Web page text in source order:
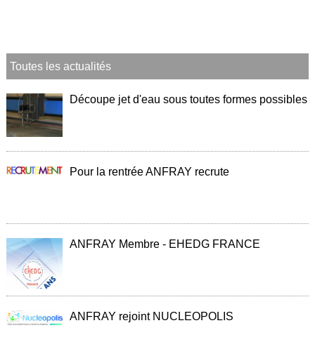
technique
d'étude
Analyseur
de
Fiches
et
béton
Laiteries
Brasseries
Véhicules
Toutes les actualités
Découpe jet d'eau sous toutes formes possibles
Pour la rentrée ANFRAY recrute
ANFRAY Membre - EHEDG FRANCE
ANFRAY rejoint NUCLEOPOLIS